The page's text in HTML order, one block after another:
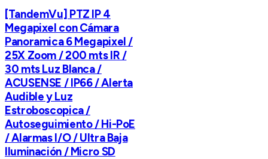
[TandemVu] PTZ IP 4
Megapixel con Cámara
Panoramica 6 Megapixel /
25X Zoom / 200 mts IR /
30 mts Luz Blanca /
ACUSENSE / IP66 / Alerta
Audible y Luz
Estroboscopica /
Autoseguimiento / Hi-PoE
/ Alarmas I/O / Ultra Baja
Iluminación / Micro SD